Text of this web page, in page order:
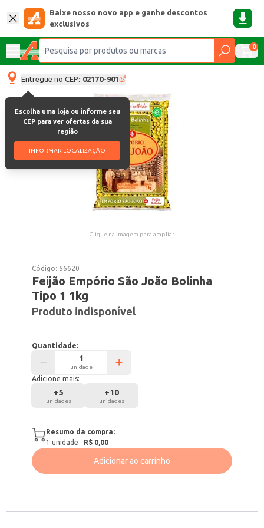
Baixe nosso novo app e ganhe descontos
exclusivos
0
Entregue no CEP: 02170-901
Escolha uma loja ou informe seu
CEP para ver ofertas da sua
região
INFORMAR LOCALIZAÇÃO
Clique na imagem para ampliar.
Código: 56620
Feijão Empório São João Bolinha
Tipo 1 1kg
Produto indisponível
Quantidade:
unidade
Adicione mais:
+5
unidades
+10
unidades
Resumo da compra:
1 unidade · R$ 0,00
Adicionar ao carrinho